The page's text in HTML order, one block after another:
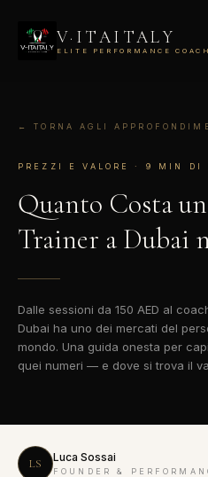
V·ITAITALY
ELITE PERFORMANCE
← TORNA AGLI
PREZZI E VALORE · 9 MIN DI
Quanto Costa un
Trainer a Dubai
Dalle sessioni da 150 AED al
Dubai ha uno dei mercati del
mondo. Una guida onesta per
quei numeri — e dove si trova il
LS Luca Sossai
FOUNDER &